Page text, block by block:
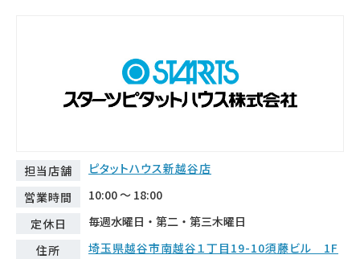
担当店舗
ピタットハウス新越谷店
営業時間
10:00 ～ 18:00
定休日
毎週水曜日・第二・第三木曜日
住所
埼玉県越谷市南越谷１丁目19-10須藤ビル 1F